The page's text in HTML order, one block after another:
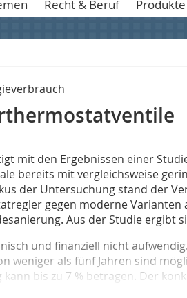
Recht & Beruf Produkte
mit den Ergebnissen einer
bereits mit vergleichsweise
der Untersuchung stand der
gegen moderne Varianten
Aus der Studie ergibt
und finanziell nicht aufwendig.
weniger als fünf Jahren sind
kann bis zu 7 % betragen. Der